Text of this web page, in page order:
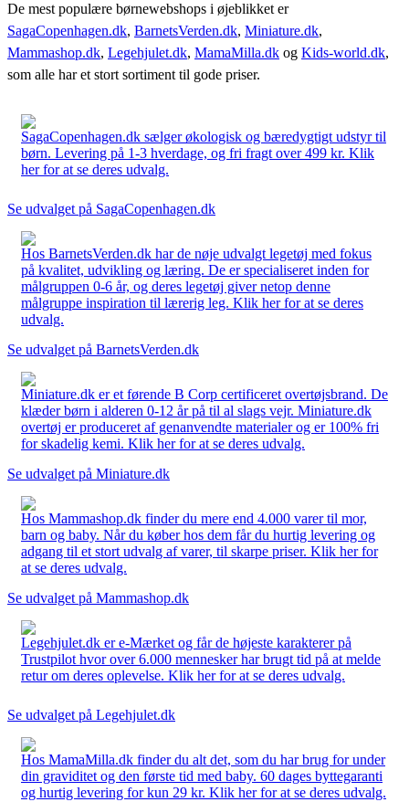
De mest populære børnewebshops i øjeblikket er
SagaCopenhagen.dk, BarnetsVerden.dk, Miniature.dk,
Mammashop.dk, Legehjulet.dk, MamaMilla.dk og Kids-world.dk,
som alle har et stort sortiment til gode priser.
SagaCopenhagen.dk sælger økologisk og bæredygtigt udstyr til
børn. Levering på 1-3 hverdage, og fri fragt over 499 kr. Klik
her for at se deres udvalg.
Se udvalget på SagaCopenhagen.dk
Hos BarnetsVerden.dk har de nøje udvalgt legetøj med fokus
på kvalitet, udvikling og læring. De er specialiseret inden for
målgruppen 0-6 år, og deres legetøj giver netop denne
målgruppe inspiration til lærerig leg. Klik her for at se deres
udvalg.
Se udvalget på BarnetsVerden.dk
Miniature.dk er et førende B Corp certificeret overtøjsbrand. De
klæder børn i alderen 0-12 år på til al slags vejr. Miniature.dk
overtøj er produceret af genanvendte materialer og er 100% fri
for skadelig kemi. Klik her for at se deres udvalg.
Se udvalget på Miniature.dk
Hos Mammashop.dk finder du mere end 4.000 varer til mor,
barn og baby. Når du køber hos dem får du hurtig levering og
adgang til et stort udvalg af varer, til skarpe priser. Klik her for
at se deres udvalg.
Se udvalget på Mammashop.dk
Legehjulet.dk er e-Mærket og får de højeste karakterer på
Trustpilot hvor over 6.000 mennesker har brugt tid på at melde
retur om deres oplevelse. Klik her for at se deres udvalg.
Se udvalget på Legehjulet.dk
Hos MamaMilla.dk finder du alt det, som du har brug for under
din graviditet og den første tid med baby. 60 dages byttegaranti
og hurtig levering for kun 29 kr. Klik her for at se deres udvalg.